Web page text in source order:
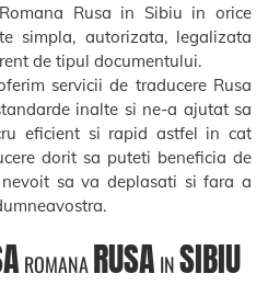
Rusa in Sibiu in orice
simpla, autorizata, legalizata
de tipul documentului.
servicii de traducere Rusa
inalte si ne-a ajutat sa
eficient si rapid astfel in cat
dorit sa puteti beneficia de
sa va deplasati si fara a
ROMANARUSA INSIBIU